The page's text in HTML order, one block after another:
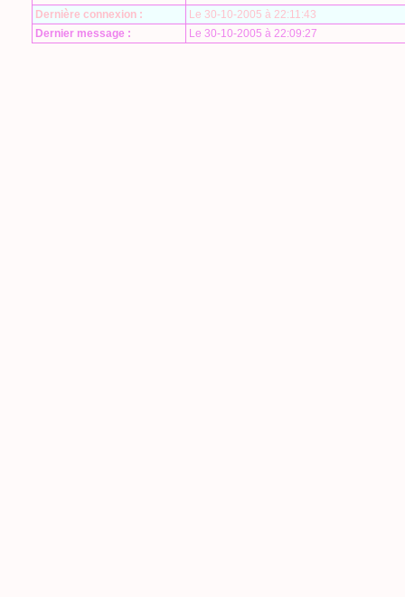
Dernière connexion :
Le 30-10-2005 à 22:11:43
Dernier message :
Le 30-10-2005 à 22:09:27